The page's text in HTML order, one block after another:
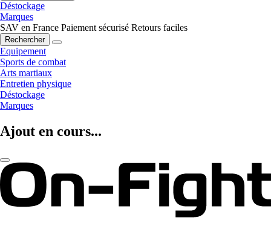
Déstockage
Marques
SAV en France Paiement sécurisé Retours faciles
Rechercher
Equipement
Sports de combat
Arts martiaux
Entretien physique
Déstockage
Marques
Ajout en cours...